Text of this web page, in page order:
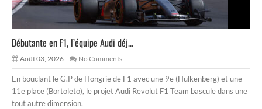
Débutante en F1, l’équipe Audi déj...
Août 03, 2026 No Comments
En bouclant le G.P de Hongrie de F1 avec une 9e (Hulkenberg) et une
11e place (Bortoleto), le projet Audi Revolut F1 Team bascule dans une
tout autre dimension.